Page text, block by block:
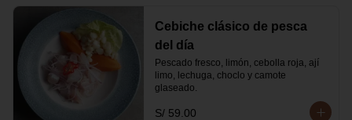
Cebiche clásico de pesca
del día
Pescado fresco, limón, cebolla roja, ají
limo, lechuga, choclo y camote
glaseado.
S/ 59.00